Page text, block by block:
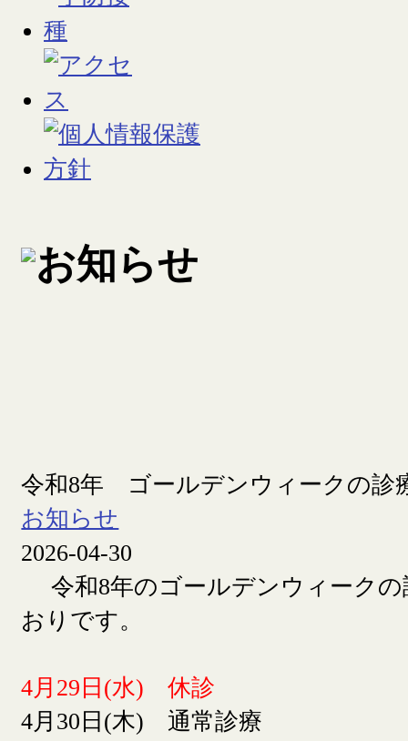
令和8年 ゴールデンウィークの診
お知らせ
2026-04-30
令和8年のゴールデンウィークの
おりです。
4月29日(水) 休診
4月30日(木) 通常診療